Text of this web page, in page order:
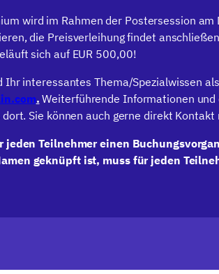
wird im Rahmen der Postersession
die Preisverleihung findet
sich auf EUR 500,00!
Ihr interessantes Thema/Spezialwissen
. Weiterführende Informationen
Sie können auch gerne direkt
Teilnehmer einen
geknüpft ist, muss für jeden